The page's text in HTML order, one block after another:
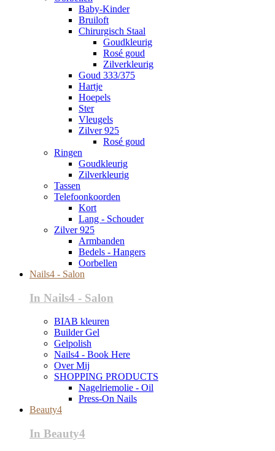
Baby-Kinder
Bruiloft
Chirurgisch Staal
Goudkleurig
Rosé goud
Zilverkleurig
Goud 333/375
Hartje
Hoepels
Ster
Vleugels
Zilver 925
Rosé goud
Ringen
Goudkleurig
Zilverkleurig
Tassen
Telefoonkoorden
Kort
Lang - Schouder
Zilver 925
Armbanden
Bedels - Hangers
Oorbellen
Nails4 - Salon
In Nails4 - Salon
BIAB kleuren
Builder Gel
Gelpolish
Nails4 - Book Here
Over Mij
SHOPPING PRODUCTS
Nagelriemolie - Oil
Press-On Nails
Beauty4
In Beauty4